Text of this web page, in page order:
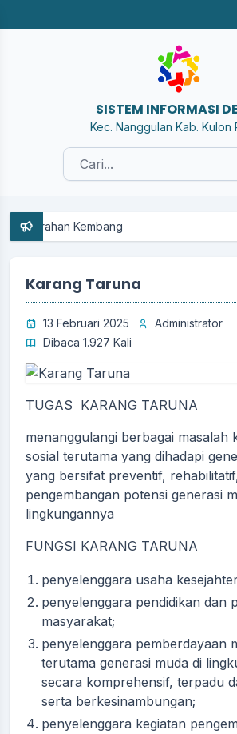
SISTEM INFORMASI DESA
Kec. Nanggulan Kab. Kulon
Karang Taruna
13 Februari 2025
Administrator
Dibaca 1.927 Kali
TUGAS KARANG TARUNA
menanggulangi berbagai masalah
sosial terutama yang dihadapi
yang bersifat preventif,
pengembangan potensi generasi
lingkungannya
FUNGSI KARANG TARUNA
penyelenggara usaha
penyelenggara pendidikan dan
masyarakat;
penyelenggara pemberdayaan
terutama generasi muda di
secara komprehensif, terpadu
serta berkesinambungan;
penyelenggara kegiatan